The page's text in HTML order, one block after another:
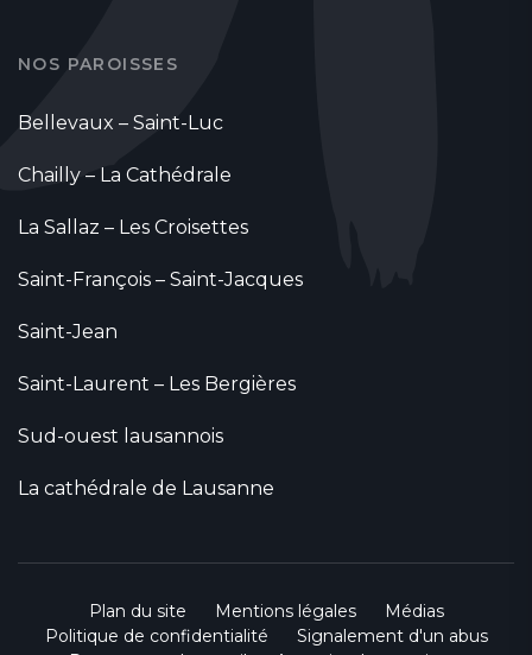
NOS PAROISSES
Bellevaux – Saint-Luc
Chailly – La Cathédrale
La Sallaz – Les Croisettes
Saint-François – Saint-Jacques
Saint-Jean
Saint-Laurent – Les Bergières
Sud-ouest lausannois
La cathédrale de Lausanne
Plan du site Mentions légales
Médias
Politique de confidentialité
Signalement d'un abus